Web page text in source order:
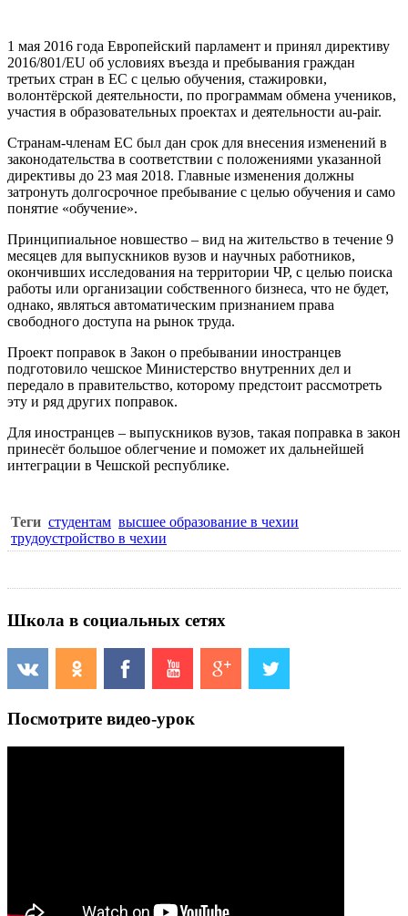
1 мая 2016 года Европейский парламент и принял директиву
2016/801/EU об условиях въезда и пребывания граждан
третьих стран в ЕС с целью обучения, стажировки,
волонтёрской деятельности, по программам обмена учеников,
участия в образовательных проектах и деятельности au-pair.
Странам-членам ЕС был дан срок для внесения изменений в
законодательства в соответствии с положениями указанной
директивы до 23 мая 2018. Главные изменения должны
затронуть долгосрочное пребывание с целью обучения и само
понятие «обучение».
Принципиальное новшество – вид на жительство в течение 9
месяцев для выпускников вузов и научных работников,
окончивших исследования на территории ЧР, с целью поиска
работы или организации собственного бизнеса, что не будет,
однако, являться автоматическим признанием права
свободного доступа на рынок труда.
Проект поправок в Закон о пребывании иностранцев
подготовило чешское Министерство внутренних дел и
передало в правительство, которому предстоит рассмотреть
эту и ряд других поправок.
Для иностранцев – выпускников вузов, такая поправка в закон
принесёт большое облегчение и поможет их дальнейшей
интеграции в Чешской республике.
Теги студентам высшее образование в чехии
трудоустройство в чехии
Школа в социальных сетях
Посмотрите видео-урок